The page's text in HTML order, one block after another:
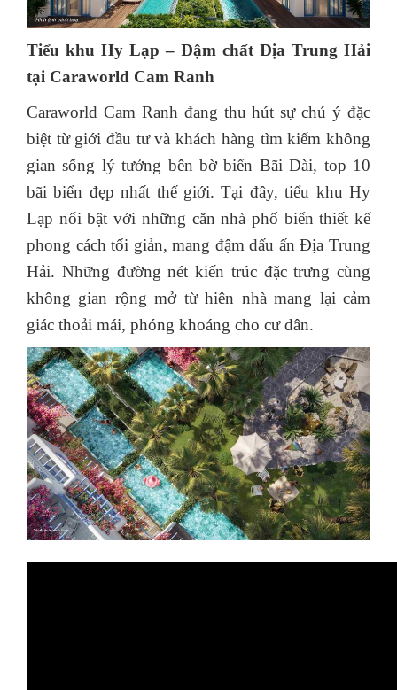
Tiểu khu Hy Lạp – Đậm chất Địa Trung Hải
tại Caraworld Cam Ranh
Caraworld Cam Ranh đang thu hút sự chú ý đặc
biệt từ giới đầu tư và khách hàng tìm kiếm không
gian sống lý tưởng bên bờ biển Bãi Dài, top 10
bãi biển đẹp nhất thế giới. Tại đây, tiểu khu Hy
Lạp nổi bật với những căn nhà phố biển thiết kế
phong cách tối giản, mang đậm dấu ấn Địa Trung
Hải. Những đường nét kiến trúc đặc trưng cùng
không gian rộng mở từ hiên nhà mang lại cảm
giác thoải mái, phóng khoáng cho cư dân.